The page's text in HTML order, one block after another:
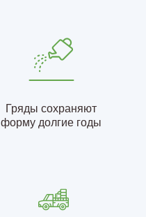
Гряды сохраняют
форму долгие годы